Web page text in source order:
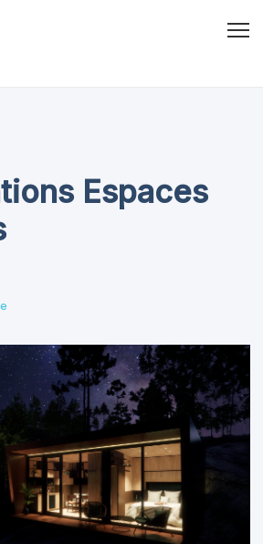
Espaces